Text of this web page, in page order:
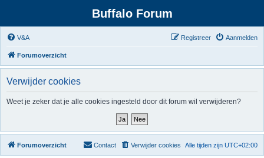
Buffalo Forum
V&A Aanmelden
Registreer
Forumoverzicht
Verwijder cookies
Weet je zeker dat je alle cookies ingesteld door dit forum wil verwijderen?
Forumoverzicht Alle tijden zijn UTC+02:00
Verwijder cookies
Contact